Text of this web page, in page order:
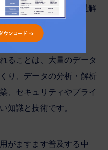
ンス領域の複雑な問題解
となります。
ることは、大量のデータ
り、データの分析・解析
、セキュリティやプライ
知識と技術です。
がますます普及する中